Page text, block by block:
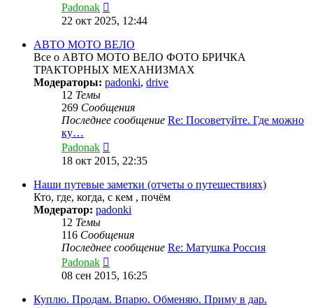
Padonak
к
последнему
сообщению
22 окт 2025, 12:44
АВТО МОТО ВЕЛО
Все о АВТО МОТО ВЕЛО ФОТО БРИЧКА
ТРАКТОРНЫХ МЕХАНИЗМАХ
Модераторы: padonki, drive
12 Темы
269 Сообщения
Последнее сообщение Re: Посоветуйте. Где можно
ку…
Padonak
к
последнему
сообщению
18 окт 2015, 22:35
Наши путевые заметки (отчеты о путешествиях)
Кто, где, когда, с кем , почём
Модератор: padonki
12 Темы
116 Сообщения
Последнее сообщение Re: Матушка Россия
Padonak
к
последнему
сообщению
08 сен 2015, 16:25
Куплю. Продам. Впарю. Обменяю. Приму в дар.